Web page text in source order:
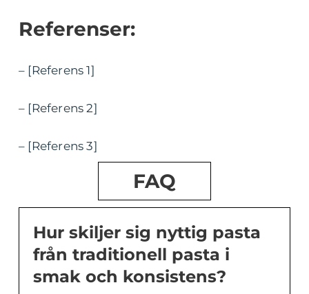
Referenser:
– [Referens 1]
– [Referens 2]
– [Referens 3]
FAQ
Hur skiljer sig nyttig pasta
från traditionell pasta i
smak och konsistens?